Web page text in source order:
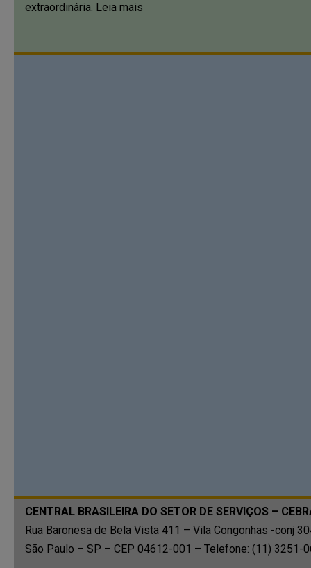
extraordinária. Leia mais
CENTRAL BRASILEIRA DO SETOR DE SERVIÇOS –
Rua Baronesa de Bela Vista 411 – Vila Congonhas -conj
São Paulo – SP – CEP 04612-001 – Telefone: (11) 3251-